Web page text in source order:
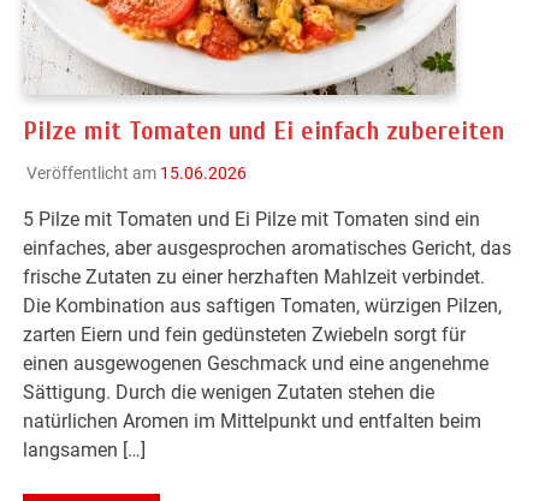
Pilze mit Tomaten und Ei einfach zubereiten
Veröffentlicht am 15.06.2026
5 Pilze mit Tomaten und Ei Pilze mit Tomaten sind ein
einfaches, aber ausgesprochen aromatisches Gericht, das
frische Zutaten zu einer herzhaften Mahlzeit verbindet.
Die Kombination aus saftigen Tomaten, würzigen Pilzen,
zarten Eiern und fein gedünsteten Zwiebeln sorgt für
einen ausgewogenen Geschmack und eine angenehme
Sättigung. Durch die wenigen Zutaten stehen die
natürlichen Aromen im Mittelpunkt und entfalten beim
langsamen […]